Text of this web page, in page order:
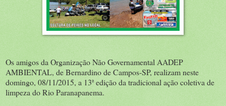
Os amigos da Organização Não Governamental AADEP
AMBIENTAL, de Bernardino de Campos-SP, realizam neste
domingo, 08/11/2015, a 13ª edição da tradicional ação coletiva de
limpeza do Rio Paranapanema.